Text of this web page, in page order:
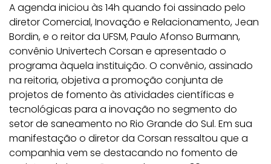
A agenda iniciou às 14h quando foi assinado pelo
diretor Comercial, Inovação e Relacionamento, Jean
Bordin, e o reitor da UFSM, Paulo Afonso Burmann,
convênio Univertech Corsan e apresentado o
programa àquela instituição. O convênio, assinado
na reitoria, objetiva a promoção conjunta de
projetos de fomento às atividades científicas e
tecnológicas para a inovação no segmento do
setor de saneamento no Rio Grande do Sul. Em sua
manifestação o diretor da Corsan ressaltou que a
companhia vem se destacando no fomento de